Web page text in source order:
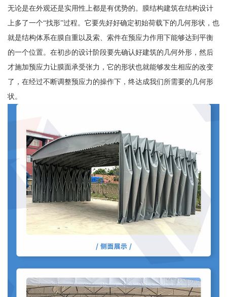
无论是在外观还是实用性上都是有优势的。膜结构建筑在结构设计
上多了一个“找形”过程。它要先好好确定初始荷载下的几何形状，也
就是结构体系在膜自重以及索、索件在预应力作用下能够达到平衡
的一个位置。在初步的设计阶段要先确认好建筑的几何外形，然后
才施加预应力让膜面承受张力，它的形状也就能够发生相应的改变
了，在经过不断调整预应力的操作下，终达成我们所需要的几何形
状。